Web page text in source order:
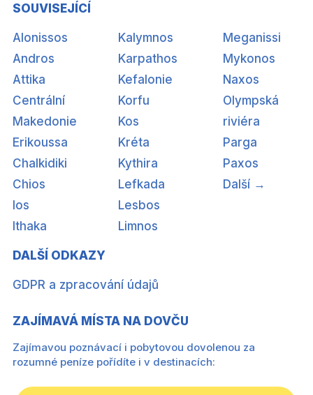
SOUVISEJÍCÍ
Alonissos
Andros
Attika
Centrální
Makedonie
Erikoussa
Chalkidiki
Chios
Ios
Ithaka
Kalymnos
Karpathos
Kefalonie
Korfu
Kos
Kréta
Kythira
Lefkada
Lesbos
Limnos
Meganissi
Mykonos
Naxos
Olympská
riviéra
Parga
Paxos
Další →
DALŠÍ ODKAZY
GDPR a zpracování údajů
ZAJÍMAVÁ MÍSTA NA DOVČU
Zajímavou poznávací i pobytovou dovolenou za
rozumné peníze pořídíte i v destinacích: